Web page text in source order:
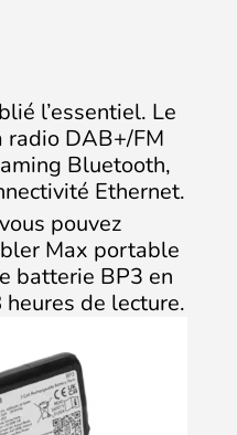
l’essentiel. Le
radio DAB+/FM
Bluetooth,
Ethernet.
pouvez
Max portable
batterie BP3 en
heures de lecture.